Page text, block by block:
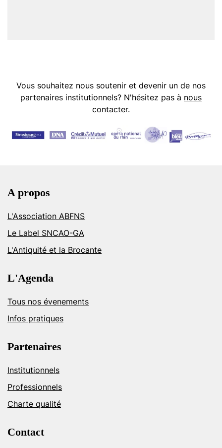
Vous souhaitez nous soutenir et devenir un de nos
partenaires institutionnels? N'hésitez pas à nous
contacter.
A propos
L'Association ABFNS
Le Label SNCAO-GA
L'Antiquité et la Brocante
L'Agenda
Tous nos évenements
Infos pratiques
Partenaires
Institutionnels
Professionnels
Charte qualité
Contact